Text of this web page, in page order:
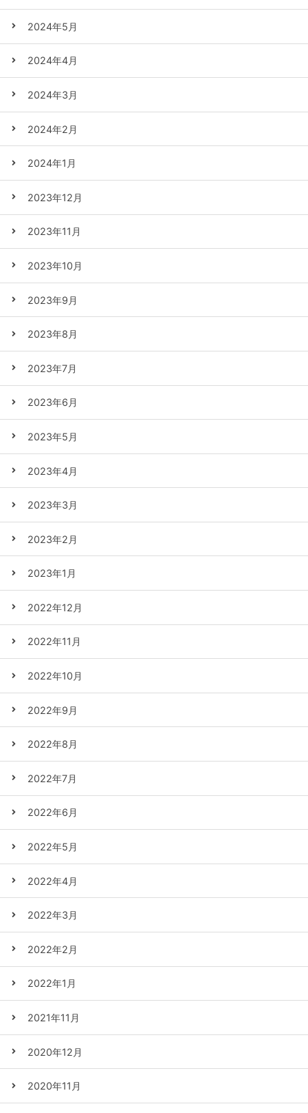
2024年5月
2024年4月
2024年3月
2024年2月
2024年1月
2023年12月
2023年11月
2023年10月
2023年9月
2023年8月
2023年7月
2023年6月
2023年5月
2023年4月
2023年3月
2023年2月
2023年1月
2022年12月
2022年11月
2022年10月
2022年9月
2022年8月
2022年7月
2022年6月
2022年5月
2022年4月
2022年3月
2022年2月
2022年1月
2021年11月
2020年12月
2020年11月